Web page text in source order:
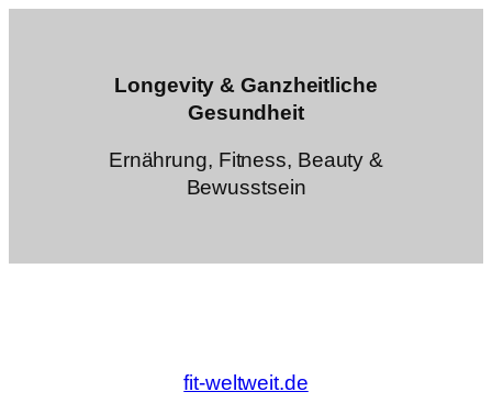
Longevity & Ganzheitliche
Gesundheit
Ernährung, Fitness, Beauty &
Bewusstsein
fit-weltweit.de